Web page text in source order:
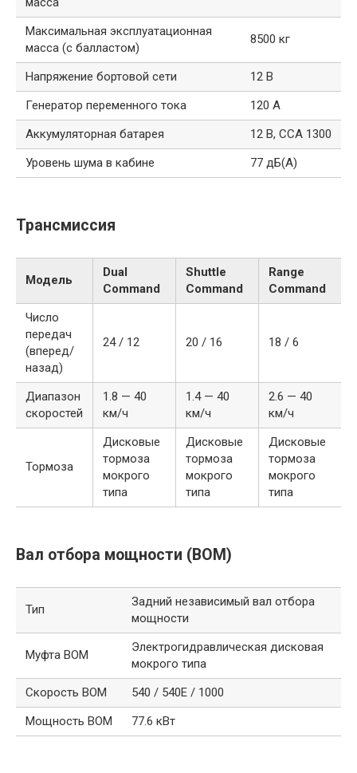
Максимальная эксплуатационная
масса (с балластом)
8500 кг
Напряжение бортовой сети
12 В
Генератор переменного тока
120 А
Аккумуляторная батарея
12 В, CCA 1300
Уровень шума в кабине
77 дБ(А)
Трансмиссия
Модель
Dual
Command
Shuttle
Command
Range
Command
Число
передач
(вперед/
назад)
24 / 12 20 / 16 18 / 6
Диапазон
скоростей
1.8 — 40
км/ч
1.4 — 40
км/ч
2.6 — 40
км/ч
Тормоза
Дисковые
тормоза
мокрого
типа
Дисковые
тормоза
мокрого
типа
Дисковые
тормоза
мокрого
типа
Вал отбора мощности (ВОМ)
Тип
Задний независимый вал отбора
мощности
Муфта ВОМ
Электрогидравлическая дисковая
мокрого типа
Скорость ВОМ
540 / 540E / 1000
Мощность ВОМ
77.6 кВт